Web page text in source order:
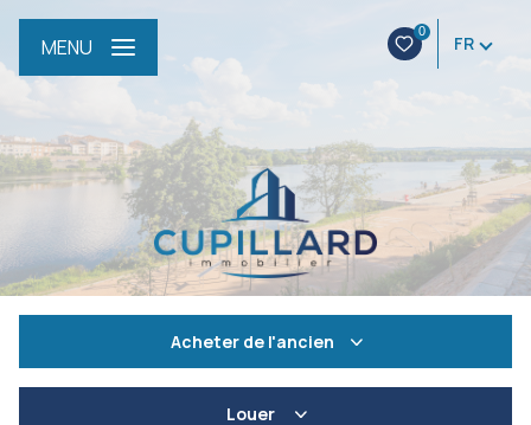
0
FR
MENU
Acheter de l'ancien
Louer